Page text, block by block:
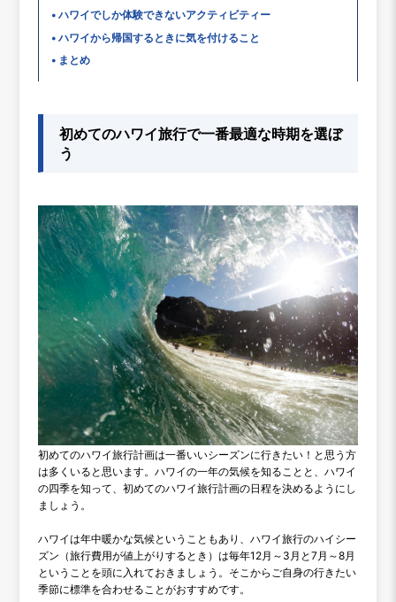
ハワイでしか体験できないアクティビティー
ハワイから帰国するときに気を付けること
まとめ
初めてのハワイ旅行で一番最適な時期を選ぼ
う
初めてのハワイ旅行計画は一番いいシーズンに行きたい！と思う方
は多くいると思います。ハワイの一年の気候を知ることと、ハワイ
の四季を知って、初めてのハワイ旅行計画の日程を決めるようにし
ましょう。
ハワイは年中暖かな気候ということもあり、ハワイ旅行のハイシー
ズン（旅行費用が値上がりするとき）は毎年12月～3月と7月～8月
ということを頭に入れておきましょう。そこからご自身の行きたい
季節に標準を合わせることがおすすめです。